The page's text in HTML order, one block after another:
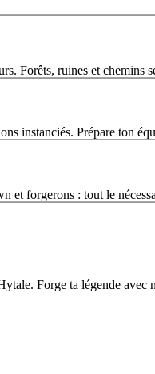
Forêts, ruines et chemins
instanciés. Prépare ton
et forgerons : tout le
Forge ta légende avec